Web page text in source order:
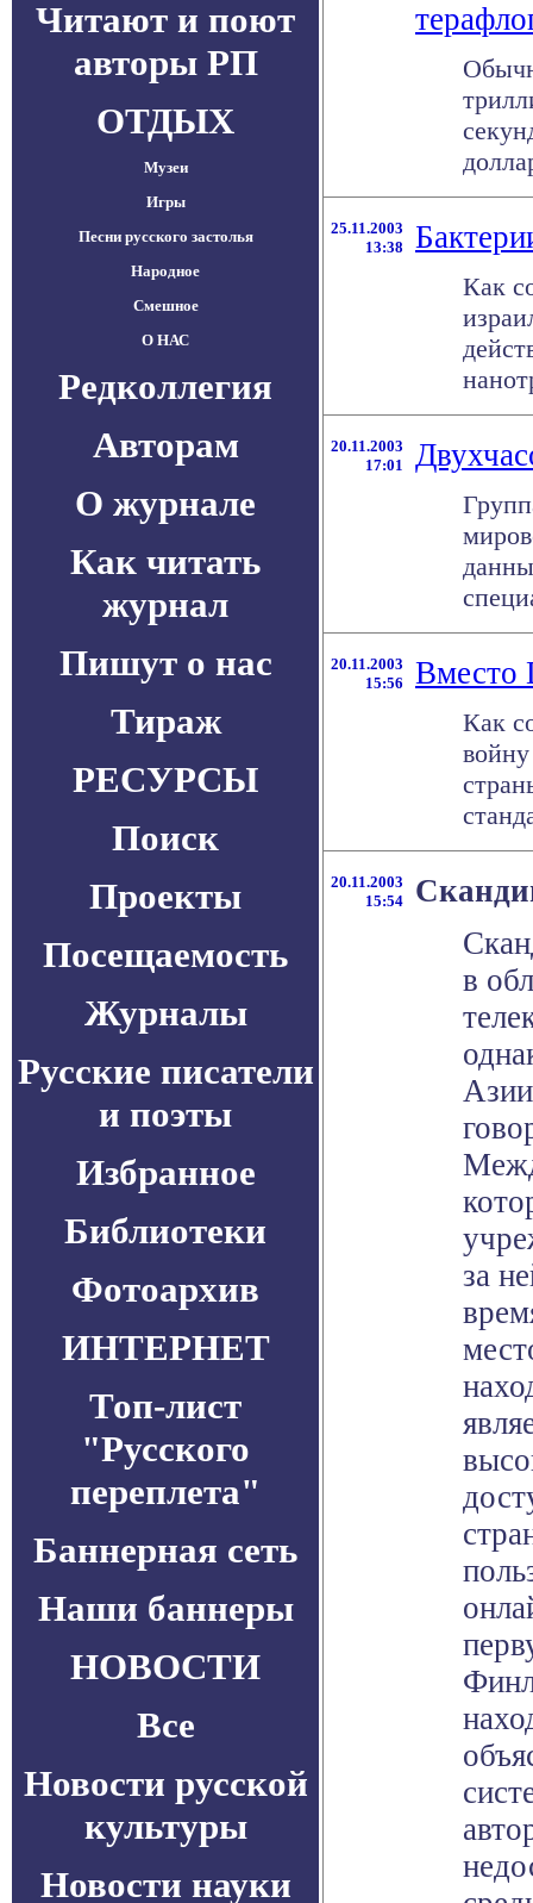
Читают и поют
авторы РП
ОТДЫХ
Музеи
Игры
Песни русского застолья
Народное
Смешное
О НАС
Редколлегия
Авторам
О журнале
Как читать
журнал
Пишут о нас
Тираж
РЕСУРСЫ
Поиск
Проекты
Посещаемость
Журналы
Русские писатели
и поэты
Избранное
Библиотеки
Фотоархив
ИНТЕРНЕТ
Топ-лист
"Русского
переплета"
Баннерная сеть
Наши баннеры
НОВОСТИ
Все
Новости русской
культуры
Новости науки
25.11.2003
13:38
Как
20.11.2003
17:01
20.11.2003
15:56
Вместо
Как
20.11.2003
15:54
в
за